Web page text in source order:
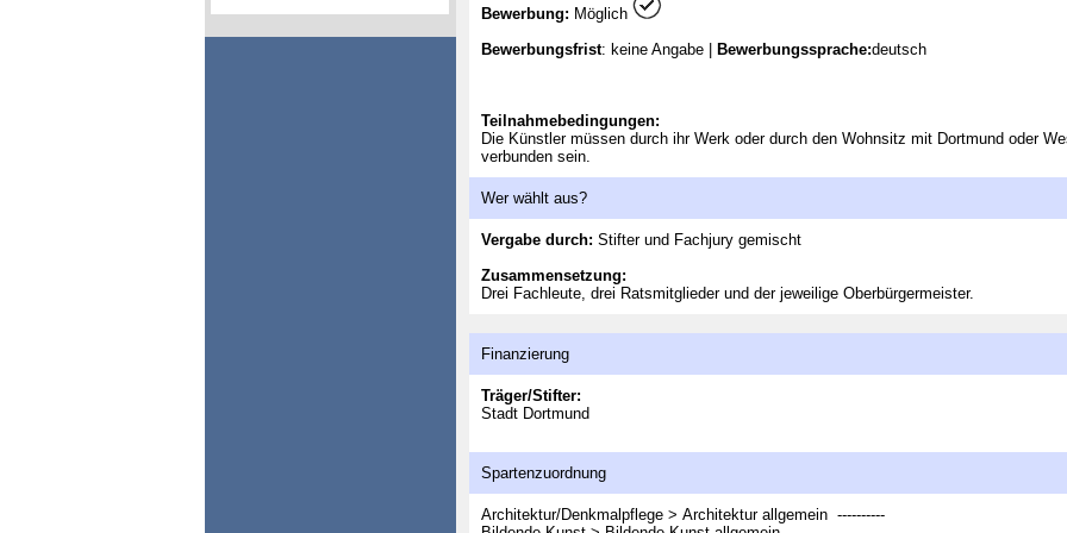
Bewerbung: Möglich
Bewerbungsfrist: keine Angabe | Bewerbungssprache:deutsch
Teilnahmebedingungen:
Die Künstler müssen durch ihr Werk oder durch den Wohnsitz mit Dortmund oder
verbunden sein.
Wer wählt aus?
Vergabe durch: Stifter und Fachjury gemischt
Zusammensetzung:
Drei Fachleute, drei Ratsmitglieder und der jeweilige Oberbürgermeister.
Finanzierung
Träger/Stifter:
Stadt Dortmund
Spartenzuordnung
Architektur/Denkmalpflege > Architektur allgemein ----------